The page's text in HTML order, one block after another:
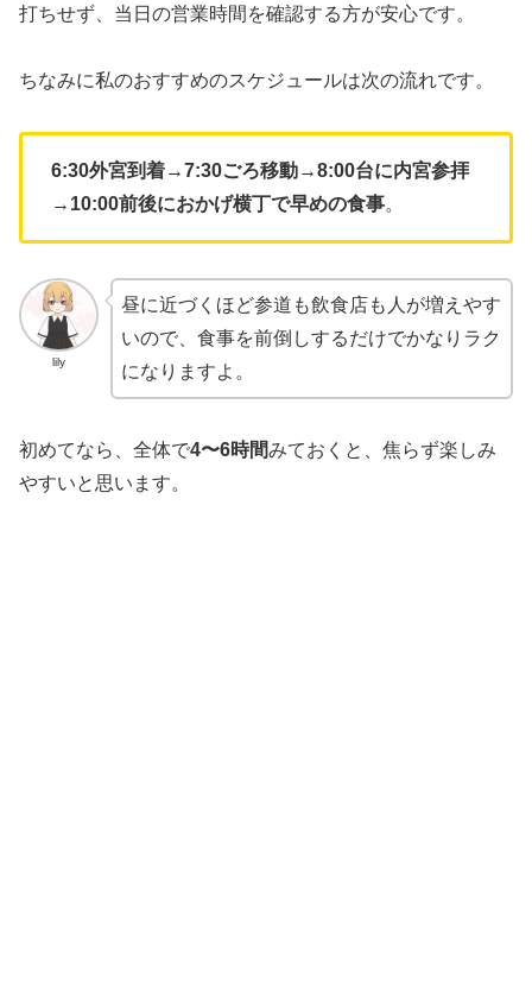
打ちせず、当日の営業時間を確認する方が安心です。
ちなみに私のおすすめのスケジュールは次の流れです。
6:30外宮到着→7:30ごろ移動→8:00台に内宮参拝
→10:00前後におかげ横丁で早めの食事。
lily
昼に近づくほど参道も飲食店も人が増えやす
いので、食事を前倒しするだけでかなりラク
になりますよ。
初めてなら、全体で4〜6時間みておくと、焦らず楽しみ
やすいと思います。